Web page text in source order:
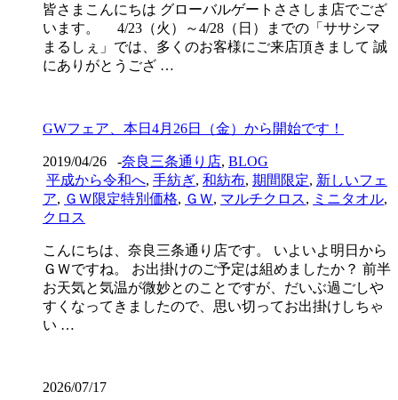
皆さまこんにちは グローバルゲートささしま店でござ
います。 4/23（火）～4/28（日）までの「ササシマ
まるしぇ」では、多くのお客様にご来店頂きまして 誠
にありがとうござ …
GWフェア、本日4月26日（金）から開始です！
2019/04/26 -奈良三条通り店, BLOG
平成から令和へ, 手紡ぎ, 和紡布, 期間限定, 新しいフェ
ア, ＧＷ限定特別価格, ＧＷ, マルチクロス, ミニタオル,
クロス
こんにちは、奈良三条通り店です。 いよいよ明日から
ＧＷですね。 お出掛けのご予定は組めましたか？ 前半
お天気と気温が微妙とのことですが、だいぶ過ごしや
すくなってきましたので、思い切ってお出掛けしちゃ
い …
2026/07/17